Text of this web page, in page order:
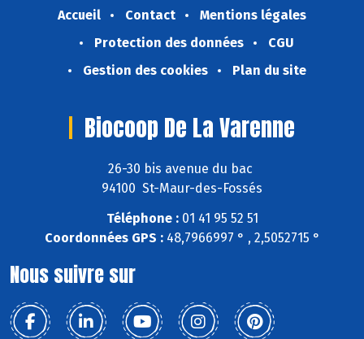
Accueil Contact
Mentions légales
Protection des données
CGU
Gestion des cookies
Plan du site
Biocoop De La Varenne
26-30 bis avenue du bac
94100 St-Maur-des-Fossés
Téléphone :01 41 95 52 51
Coordonnées GPS :48,7966997 ° , 2,5052715 °
Nous suivre sur